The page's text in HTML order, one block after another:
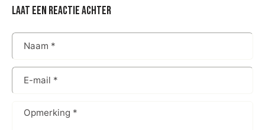
laat een reactie achter
Naam *
E-mail *
Opmerking *